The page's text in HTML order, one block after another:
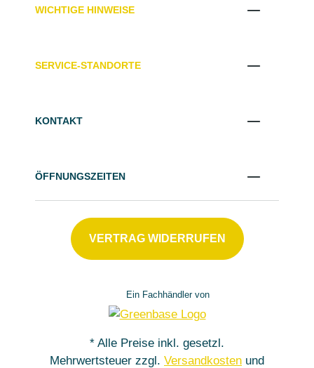
WICHTIGE HINWEISE
SERVICE-STANDORTE
KONTAKT
ÖFFNUNGSZEITEN
VERTRAG WIDERRUFEN
Ein Fachhändler von
* Alle Preise inkl. gesetzl.
Mehrwertsteuer zzgl. Versandkosten und